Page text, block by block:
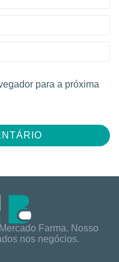
para a próxima
Farma. Nosso
nos negócios.